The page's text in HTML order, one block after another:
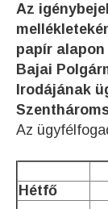
Az
papír
Bajai
Irodájának
Az
Hétfő